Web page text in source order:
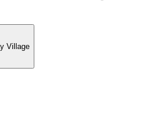
Village